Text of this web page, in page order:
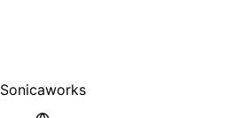
Sonicaworks